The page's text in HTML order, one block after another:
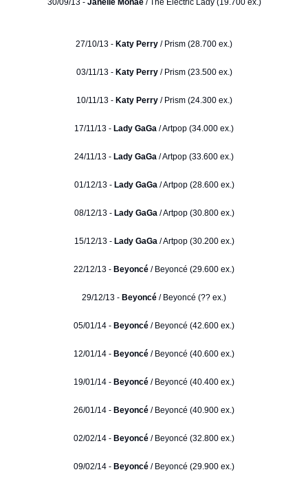
30/09/13 - Janelle Monaé/ The Electric Lady (19.700 ex.)
27/10/13 - Katy Perry / Prism (28.700 ex.)
03/11/13 - Katy Perry/ Prism (23.500 ex.)
10/11/13 - Katy Perry/ Prism (24.300 ex.)
17/11/13 - Lady GaGa / Artpop (34.000 ex.)
24/11/13 - Lady GaGa / Artpop (33.600 ex.)
01/12/13 - Lady GaGa/ Artpop (28.600 ex.)
08/12/13 - Lady GaGa/ Artpop (30.800 ex.)
15/12/13 - Lady GaGa/ Artpop (30.200 ex.)
22/12/13 - Beyoncé / Beyoncé (29.600 ex.)
29/12/13 - Beyoncé / Beyoncé (?? ex.)
05/01/14 - Beyoncé / Beyoncé (42.600 ex.)
12/01/14 - Beyoncé / Beyoncé (40.600 ex.)
19/01/14 - Beyoncé / Beyoncé (40.400 ex.)
26/01/14 - Beyoncé / Beyoncé (40.900 ex.)
02/02/14 - Beyoncé / Beyoncé (32.800 ex.)
09/02/14 - Beyoncé / Beyoncé (29.900 ex.)